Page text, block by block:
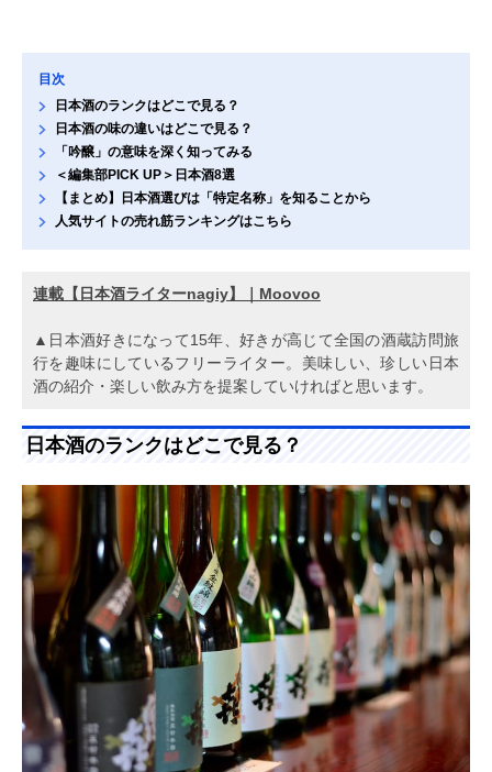
目次
日本酒のランクはどこで見る？
日本酒の味の違いはどこで見る？
「吟醸」の意味を深く知ってみる
＜編集部PICK UP＞日本酒8選
【まとめ】日本酒選びは「特定名称」を知ることから
人気サイトの売れ筋ランキングはこちら
連載【日本酒ライターnagiy】｜Moovoo
▲日本酒好きになって15年、好きが高じて全国の酒蔵訪問旅
行を趣味にしているフリーライター。美味しい、珍しい日本
酒の紹介・楽しい飲み方を提案していければと思います。
日本酒のランクはどこで見る？